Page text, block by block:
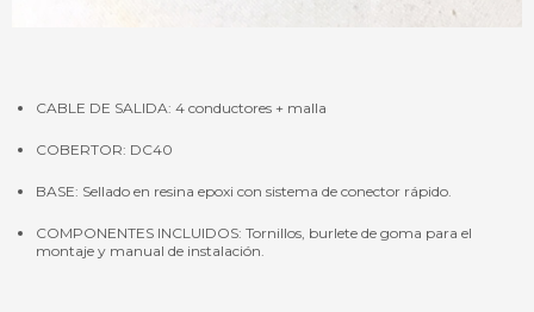
CABLE DE SALIDA: 4 conductores + malla
COBERTOR: DC40
BASE: Sellado en resina epoxi con sistema de conector rápido.
COMPONENTES INCLUIDOS: Tornillos, burlete de goma para el
montaje y manual de instalación.